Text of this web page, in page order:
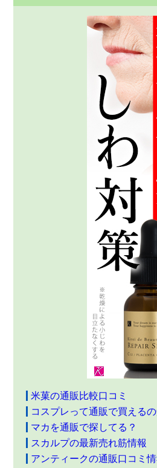
米菓の通販比較口コミ
コスプレって通販で買える
マカを通販で探してる？
スカルプの最新売れ筋情報
アンティークの通販口コミ